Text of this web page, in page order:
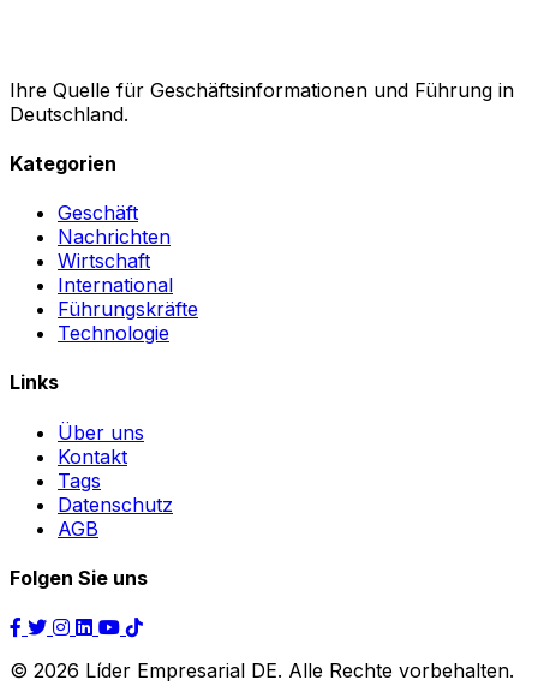
Ihre Quelle für Geschäftsinformationen und Führung in
Deutschland.
Kategorien
Geschäft
Nachrichten
Wirtschaft
International
Führungskräfte
Technologie
Links
Über uns
Kontakt
Tags
Datenschutz
AGB
Folgen Sie uns
© 2026 Líder Empresarial DE. Alle Rechte vorbehalten.